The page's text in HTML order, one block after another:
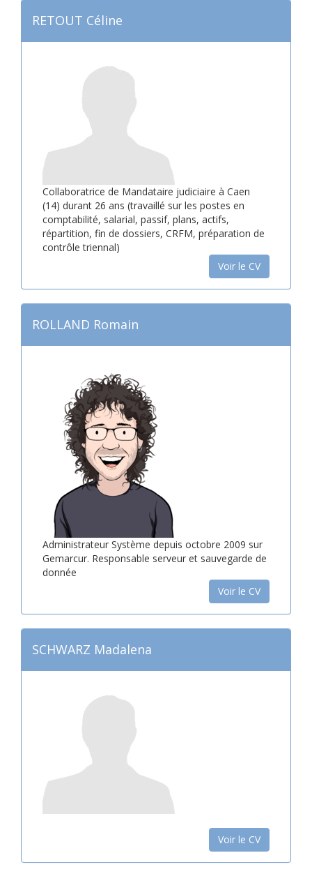
RETOUT Céline
Collaboratrice de Mandataire judiciaire à Caen
(14) durant 26 ans (travaillé sur les postes en
comptabilité, salarial, passif, plans, actifs,
répartition, fin de dossiers, CRFM, préparation de
contrôle triennal)
Voir le CV
ROLLAND Romain
Administrateur Système depuis octobre 2009 sur
Gemarcur. Responsable serveur et sauvegarde de
donnée
Voir le CV
SCHWARZ Madalena
Voir le CV